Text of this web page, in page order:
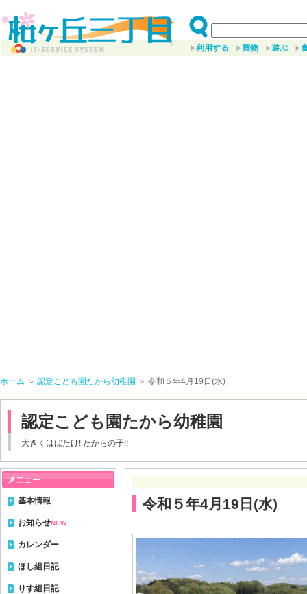
利用する 買物 遊ぶ
ホーム ＞ 認定こども園たから幼稚園 ＞ 令和５年4月19日(水)
認定こども園たから幼稚園
大きくはばたけ! たからの子!!
令和５年4月19日(水)
基本情報
お知らせNEW
カレンダー
ほし組日記
りす組日記